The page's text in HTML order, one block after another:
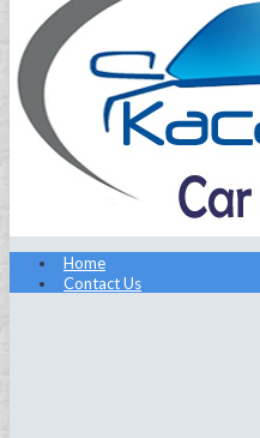
Home
Contact Us